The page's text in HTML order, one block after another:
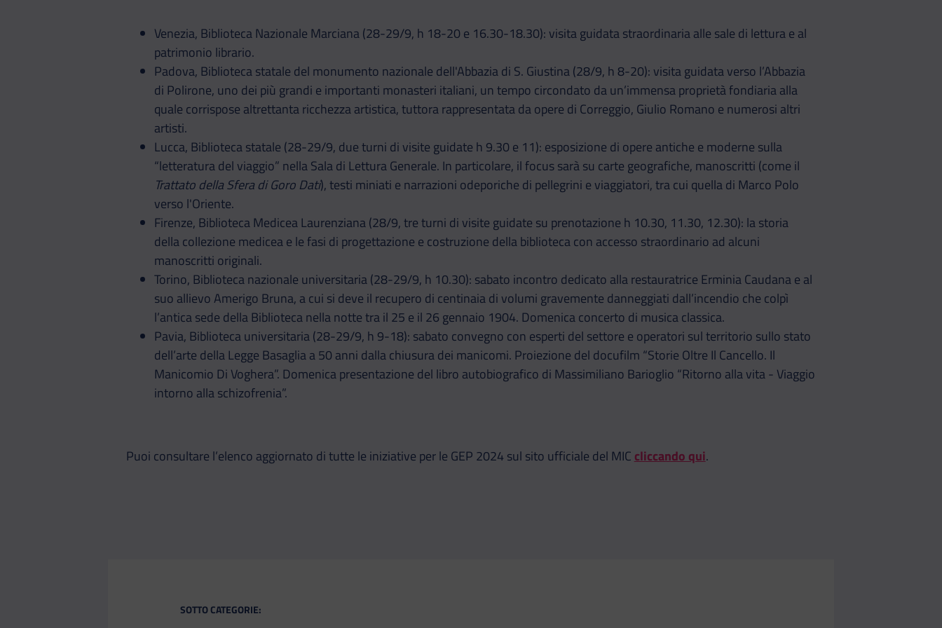
Venezia, Biblioteca Nazionale Marciana (28-29/9, h 18-20 e 16.30-18.30): visita guidata straordinaria alle sale di lettura e al
patrimonio librario.
Padova, Biblioteca statale del monumento nazionale dell'Abbazia di S. Giustina (28/9, h 8-20): visita guidata verso l’Abbazia
di Polirone, uno dei più grandi e importanti monasteri italiani, un tempo circondato da un’immensa proprietà fondiaria alla
quale corrispose altrettanta ricchezza artistica, tuttora rappresentata da opere di Correggio, Giulio Romano e numerosi altri
artisti.
Lucca, Biblioteca statale (28-29/9, due turni di visite guidate h 9.30 e 11): esposizione di opere antiche e moderne sulla
“letteratura del viaggio” nella Sala di Lettura Generale. In particolare, il focus sarà su carte geografiche, manoscritti (come il
Trattato della Sfera di Goro Dati), testi miniati e narrazioni odeporiche di pellegrini e viaggiatori, tra cui quella di Marco Polo
verso l'Oriente.
Firenze, Biblioteca Medicea Laurenziana (28/9, tre turni di visite guidate su prenotazione h 10.30, 11.30, 12.30): la storia
della collezione medicea e le fasi di progettazione e costruzione della biblioteca con accesso straordinario ad alcuni
manoscritti originali.
Torino, Biblioteca nazionale universitaria (28-29/9, h 10.30): sabato incontro dedicato alla restauratrice Erminia Caudana e al
suo allievo Amerigo Bruna, a cui si deve il recupero di centinaia di volumi gravemente danneggiati dall’incendio che colpì
l’antica sede della Biblioteca nella notte tra il 25 e il 26 gennaio 1904. Domenica concerto di musica classica.
Pavia, Biblioteca universitaria (28-29/9, h 9-18): sabato convegno con esperti del settore e operatori sul territorio sullo stato
dell’arte della Legge Basaglia a 50 anni dalla chiusura dei manicomi. Proiezione del docufilm “Storie Oltre Il Cancello. Il
Manicomio Di Voghera”. Domenica presentazione del libro autobiografico di Massimiliano Barioglio “Ritorno alla vita - Viaggio
intorno alla schizofrenia”.
Puoi consultare l’elenco aggiornato di tutte le iniziative per le GEP 2024 sul sito ufficiale del MIC cliccando qui.
SOTTO CATEGORIE: